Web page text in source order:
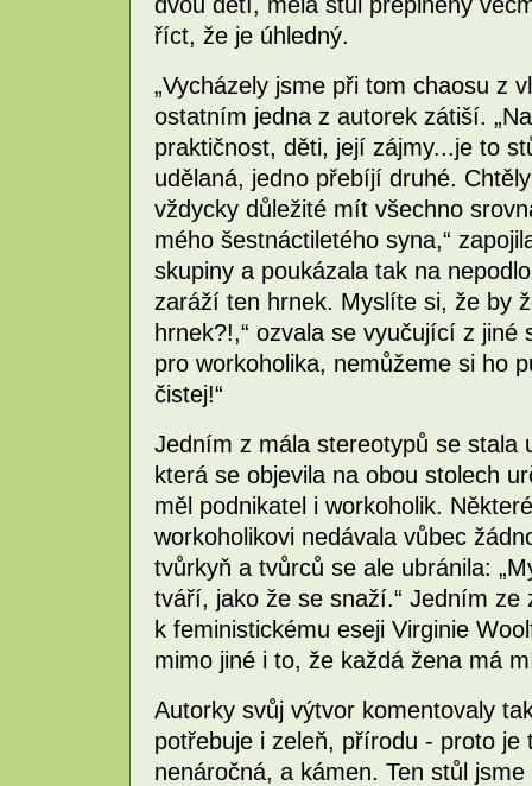
říct, že je úhledný.
„Vycházely jsme při tom chaosu z
ostatním jedna z autorek zátiší.
praktičnost, děti, její zájmy...je to
udělaná, jedno přebíjí druhé.
vždycky důležité mít všechno
mého šestnáctiletého syna,“
skupiny a poukázala tak na
zaráží ten hrnek. Myslíte si, že by
hrnek?!,“ ozvala se vyučující z jiné
pro workoholika, nemůžeme si ho
čistej!“
Jedním z mála stereotypů se stala
která se objevila na obou stolech
měl podnikatel i workoholik.
workoholikovi nedávala vůbec
tvůrkyň a tvůrců se ale ubránila:
tváří, jako že se snaží.“ Jedním
k feministickému eseji Virginie
mimo jiné i to, že každá žena má
Autorky svůj výtvor komentovaly
potřebuje i zeleň, přírodu - proto je
nenáročná, a kámen. Ten stůl